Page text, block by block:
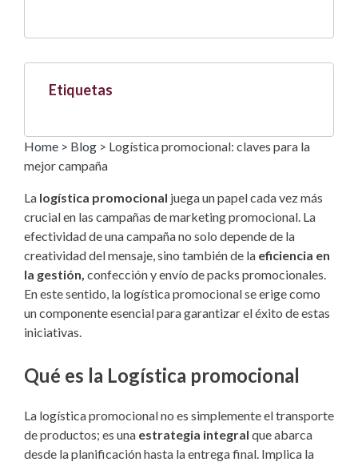
Etiquetas
Home > Blog > Logística promocional: claves para la
mejor campaña
La logística promocional juega un papel cada vez más
crucial en las campañas de marketing promocional. La
efectividad de una campaña no solo depende de la
creatividad del mensaje, sino también de la eficiencia en
la gestión, confección y envío de packs promocionales.
En este sentido, la logística promocional se erige como
un componente esencial para garantizar el éxito de estas
iniciativas.
Qué es la Logística promocional
La logística promocional no es simplemente el transporte
de productos; es una estrategia integral que abarca
desde la planificación hasta la entrega final. Implica la